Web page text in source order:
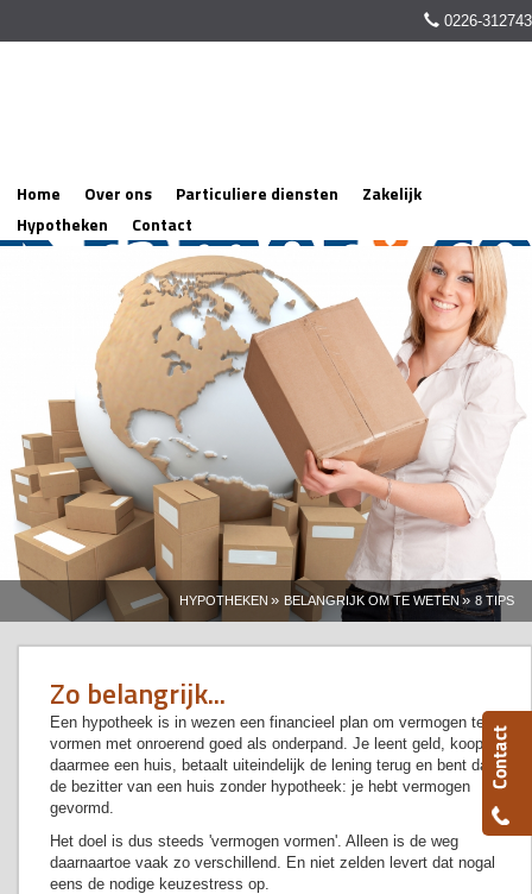
0226-312743
Home Over ons Particuliere diensten
Zakelijk
Hypotheken
Contact
HYPOTHEKEN » BELANGRIJK OM TE WETEN » 8 TIPS
Zo belangrijk...
Een hypotheek is in wezen een financieel plan om vermogen te
vormen met onroerend goed als onderpand. Je leent geld, koopt
daarmee een huis, betaalt uiteindelijk de lening terug en bent dan
de bezitter van een huis zonder hypotheek: je hebt vermogen
gevormd.
Het doel is dus steeds 'vermogen vormen'. Alleen is de weg
daarnaartoe vaak zo verschillend. En niet zelden levert dat nogal
eens de nodige keuzestress op.